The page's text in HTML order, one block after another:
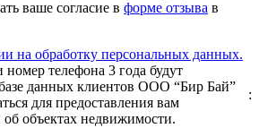
ваше согласие в форме отзыва в
на обработку персональных данных.
телефона 3 года будут
данных клиентов ООО “Бир Бай”
для предоставления вам
объектах недвижимости.
: